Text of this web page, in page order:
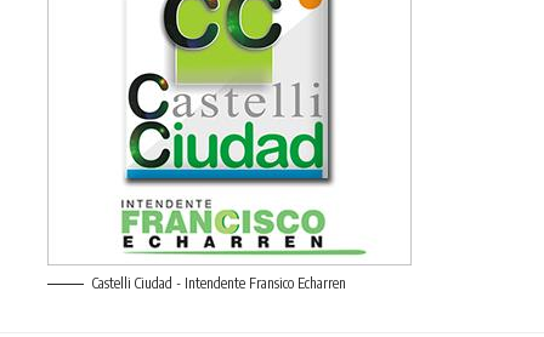
Castelli Ciudad - Intendente Fransico Echarren